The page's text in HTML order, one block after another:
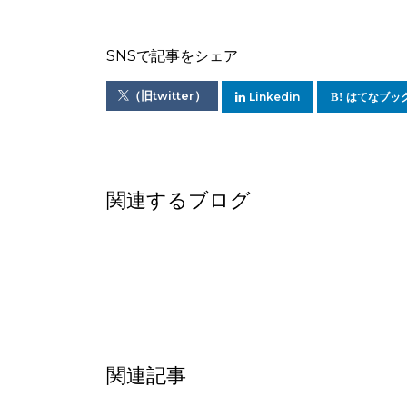
SNSで記事をシェア
（旧twitter） Linkedin はてなブッ
関連するブログ
関連記事